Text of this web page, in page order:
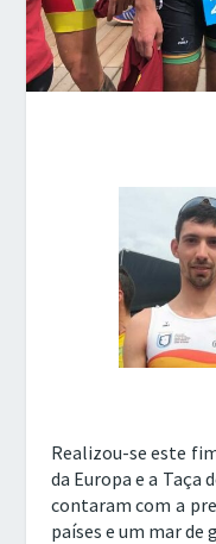
Realizou-se este
da Europa e a Taça
contaram com a
países e um mar de